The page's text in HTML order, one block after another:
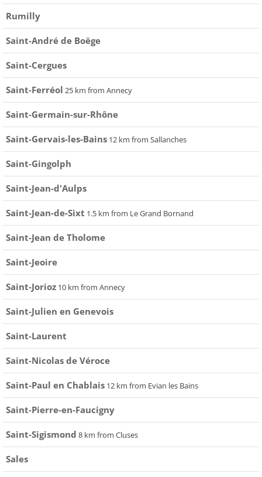
Rumilly
Saint-André de Boëge
Saint-Cergues
Saint-Ferréol 25 km from Annecy
Saint-Germain-sur-Rhône
Saint-Gervais-les-Bains 12 km from Sallanches
Saint-Gingolph
Saint-Jean-d'Aulps
Saint-Jean-de-Sixt 1.5 km from Le Grand Bornand
Saint-Jean de Tholome
Saint-Jeoire
Saint-Jorioz 10 km from Annecy
Saint-Julien en Genevois
Saint-Laurent
Saint-Nicolas de Véroce
Saint-Paul en Chablais 12 km from Evian les Bains
Saint-Pierre-en-Faucigny
Saint-Sigismond 8 km from Cluses
Sales